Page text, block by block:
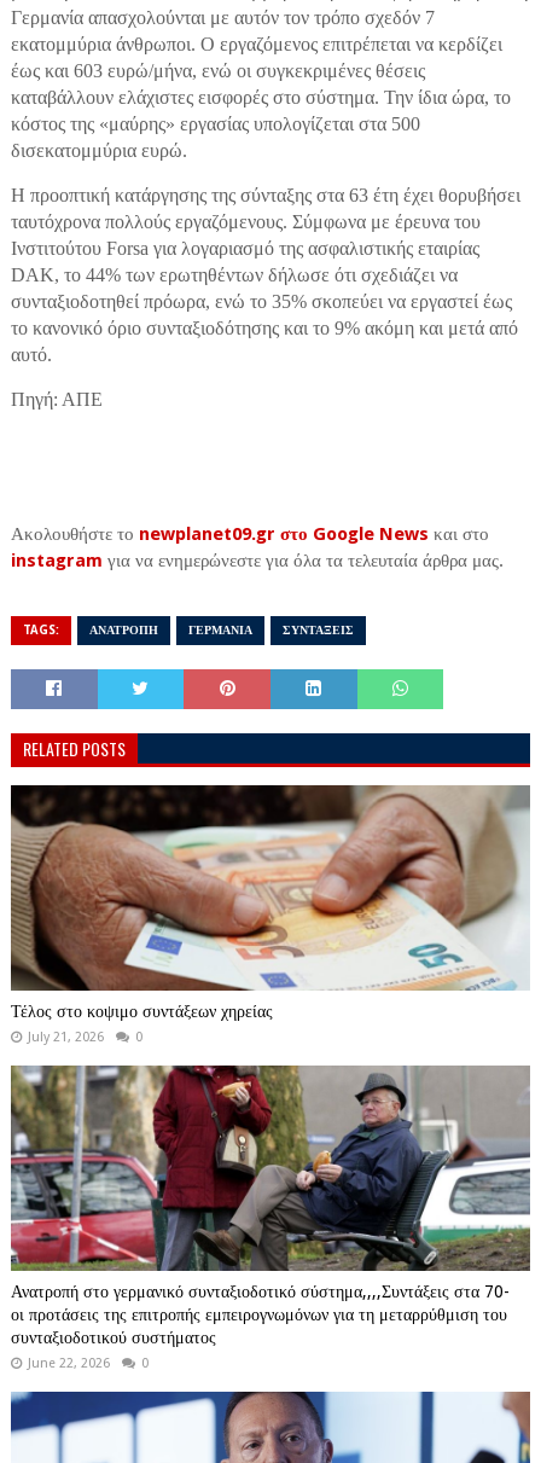
Γερμανία απασχολούνται με αυτόν τον τρόπο σχεδόν 7
εκατομμύρια άνθρωποι. Ο εργαζόμενος επιτρέπεται να κερδίζει
έως και 603 ευρώ/μήνα, ενώ οι συγκεκριμένες θέσεις
καταβάλλουν ελάχιστες εισφορές στο σύστημα. Την ίδια ώρα, το
κόστος της «μαύρης» εργασίας υπολογίζεται στα 500
δισεκατομμύρια ευρώ.
Η προοπτική κατάργησης της σύνταξης στα 63 έτη έχει θορυβήσει
ταυτόχρονα πολλούς εργαζόμενους. Σύμφωνα με έρευνα του
Ινστιτούτου Forsa για λογαριασμό της ασφαλιστικής εταιρίας
DAK, το 44% των ερωτηθέντων δήλωσε ότι σχεδιάζει να
συνταξιοδοτηθεί πρόωρα, ενώ το 35% σκοπεύει να εργαστεί έως
το κανονικό όριο συνταξιοδότησης και το 9% ακόμη και μετά από
αυτό.
Πηγή: ΑΠΕ
Ακολουθήστε το newplanet09.gr στο Google News και στο
instagram για να ενημερώνεστε για όλα τα τελευταία άρθρα μας.
TAGS: ΑΝΑΤΡΟΠΗ ΓΕΡΜΑΝΙΑ ΣΥΝΤΑΞΕΙΣ
RELATED POSTS
Τέλος στο κοψιμο συντάξεων χηρείας
July 21, 2026 0
Ανατροπή στο γερμανικό συνταξιοδοτικό σύστημα,,,,Συντάξεις στα 70-
οι προτάσεις της επιτροπής εμπειρογνωμόνων για τη μεταρρύθμιση του
συνταξιοδοτικού συστήματος
June 22, 2026 0